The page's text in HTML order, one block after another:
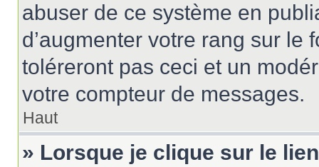
abuser de ce système en
d’augmenter votre rang sur le
toléreront pas ceci et un
votre compteur de messages.
Haut
» Lorsque je clique sur le